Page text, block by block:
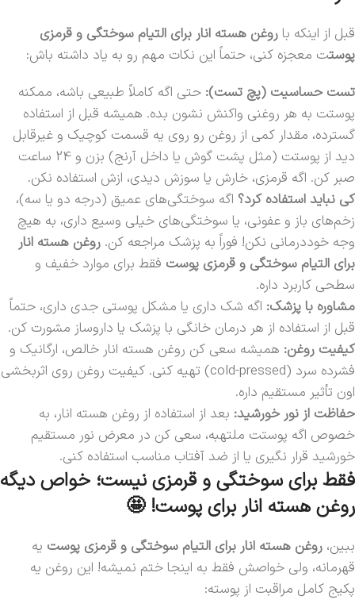
قبل از اینکه باروغن هسته انار برای التیام سوختگی‌ و قرمزی‌
پوستت معجزه کنی، حتماً این نکات مهم رو به یاد داشته باش:
تست حساسیت (پچ تست): حتی اگه کاملاً طبیعی باشه، ممکنه
پوستت به هر روغنی واکنش نشون بده. همیشه قبل از استفاده
گسترده، مقدار کمی از روغن رو روی یه قسمت کوچیک و غیرقابل
دید از پوستت (مثل پشت گوش یا داخل آرنج) بزن و 24 ساعت
صبر کن. اگه قرمزی، خارش یا سوزش دیدی، ازش استفاده نکن.
کی نباید استفاده کرد؟ اگه سوختگی‌های عمیق (درجه دو یا سه)،
زخم‌های باز و عفونی، یا سوختگی‌های خیلی وسیع داری، به هیچ
وجه خوددرمانی نکن! فوراً به پزشک مراجعه کن. روغن هسته انار
برای التیام سوختگی‌ و قرمزی‌ پوست فقط برای موارد خفیف و
سطحی کاربرد داره.
مشاوره با پزشک: اگه شک داری یا مشکل پوستی جدی داری، حتماً
قبل از استفاده از هر درمان خانگی با پزشک یا داروساز مشورت کن.
کیفیت روغن: همیشه سعی کن روغن هسته انار خالص، ارگانیک و
فشرده سرد (cold-pressed) تهیه کنی. کیفیت روغن روی اثربخشی
اون تأثیر مستقیم داره.
حفاظت از نور خورشید: بعد از استفاده از روغن هسته انار، به
خصوص اگه پوستت ملتهبه، سعی کن در معرض نور مستقیم
خورشید قرار نگیری یا از ضد آفتاب مناسب استفاده کنی.
فقط برای سوختگی و قرمزی نیست؛ خواص دیگه
روغن هسته انار برای پوست! 🤩
ببین، روغن هسته انار برای التیام سوختگی‌ و قرمزی‌ پوست یه
قهرمانه، ولی خواصش فقط به اینجا ختم نمیشه! این روغن یه
پکیج کامل مراقبت از پوسته: